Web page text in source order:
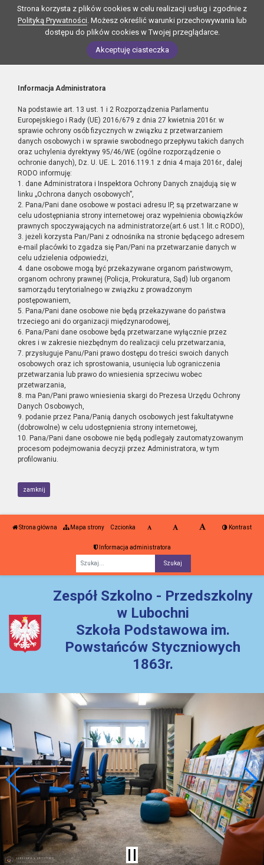
Strona korzysta z plików cookies w celu realizacji usług i zgodnie z
Polityką Prywatności. Możesz określić warunki przechowywania lub
dostępu do plików cookies w Twojej przeglądarce.
Akceptuję ciasteczka
Informacja Administratora
Na podstawie art. 13 ust. 1 i 2 Rozporządzenia Parlamentu
Europejskiego i Rady (UE) 2016/679 z dnia 27 kwietnia 2016r. w
sprawie ochrony osób fizycznych w związku z przetwarzaniem
danych osobowych i w sprawie swobodnego przepływu takich danych
oraz uchylenia dyrektywy 95/46/WE (ogólne rozporządzenie o
ochronie danych), Dz. U. UE. L. 2016.119.1 z dnia 4 maja 2016r., dalej
RODO informuję:
1. dane Administratora i Inspektora Ochrony Danych znajdują się w
linku „Ochrona danych osobowych”,
2. Pana/Pani dane osobowe w postaci adresu IP, są przetwarzane w
celu udostępniania strony internetowej oraz wypełnienia obowiązków
prawnych spoczywających na administratorze(art.6 ust.1 lit.c RODO),
3. jeżeli korzysta Pan/Pani z odnośnika na stronie będącego adresem
e-mail placówki to zgadza się Pan/Pani na przetwarzanie danych w
celu udzielenia odpowiedzi,
4. dane osobowe mogą być przekazywane organom państwowym,
organom ochrony prawnej (Policja, Prokuratura, Sąd) lub organom
samorządu terytorialnego w związku z prowadzonym
postępowaniem,
5. Pana/Pani dane osobowe nie będą przekazywane do państwa
trzeciego ani do organizacji międzynarodowej,
6. Pana/Pani dane osobowe będą przetwarzane wyłącznie przez
okres i w zakresie niezbędnym do realizacji celu przetwarzania,
7. przysługuje Panu/Pani prawo dostępu do treści swoich danych
osobowych oraz ich sprostowania, usunięcia lub ograniczenia
przetwarzania lub prawo do wniesienia sprzeciwu wobec
przetwarzania,
8. ma Pan/Pani prawo wniesienia skargi do Prezesa Urzędu Ochrony
Danych Osobowych,
9. podanie przez Pana/Panią danych osobowych jest fakultatywne
(dobrowolne) w celu udostępnienia strony internetowej,
10. Pana/Pani dane osobowe nie będą podlegały zautomatyzowanym
procesom podejmowania decyzji przez Administratora, w tym
profilowaniu.
zamknij
Strona główna Mapa strony Czcionka Kontrast
Informacja administratora
Zespół Szkolno - Przedszkolny
w Lubochni
Szkoła Podstawowa im.
Powstańców Styczniowych
1863r.